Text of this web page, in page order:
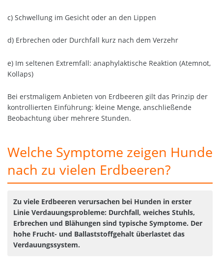
c) Schwellung im Gesicht oder an den Lippen
d) Erbrechen oder Durchfall kurz nach dem Verzehr
e) Im seltenen Extremfall: anaphylaktische Reaktion (Atemnot,
Kollaps)
Bei erstmaligem Anbieten von Erdbeeren gilt das Prinzip der
kontrollierten Einführung: kleine Menge, anschließende
Beobachtung über mehrere Stunden.
Welche Symptome zeigen Hunde
nach zu vielen Erdbeeren?
Zu viele Erdbeeren verursachen bei Hunden in erster
Linie Verdauungsprobleme: Durchfall, weiches Stuhls,
Erbrechen und Blähungen sind typische Symptome. Der
hohe Frucht- und Ballaststoffgehalt überlastet das
Verdauungssystem.